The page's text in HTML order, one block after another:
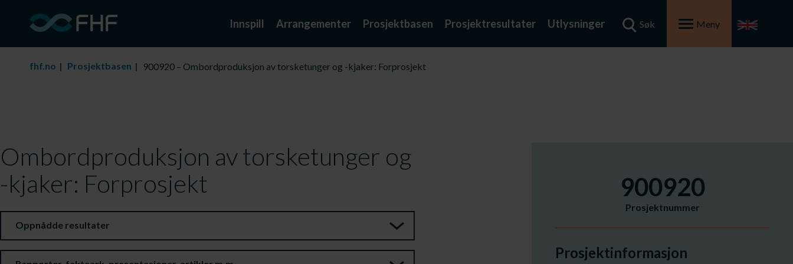
Innspill Arrangementer Prosjektbasen Prosjektresultater Utlysninger Søk Meny
fhf.no Prosjektbasen 900920 – Ombordproduksjon av torsketunger og -kjaker: Forprosjekt
Ombordproduksjon av torsketunger og
-kjaker: Forprosjekt
Oppnådde resultater
900920
Prosjektnummer
Prosjektinformasjon